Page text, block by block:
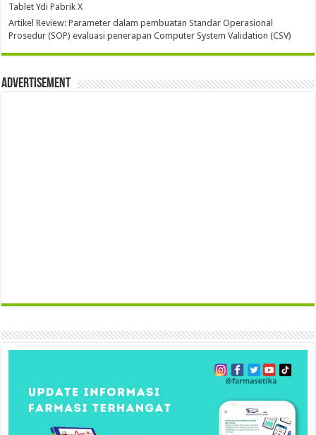
Tablet Ydi Pabrik X
Artikel Review: Parameter dalam pembuatan Standar Operasional
Prosedur (SOP) evaluasi penerapan Computer System Validation (CSV)
Advertisement